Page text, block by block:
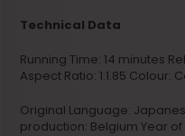
Technical Data
Running Time: 14 minutes
Aspect Ratio: 1:1.85 Colour:
Original Language:
production: Belgium Year